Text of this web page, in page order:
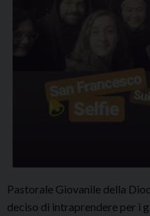
Pastorale Giovanile della
deciso di intraprendere per i